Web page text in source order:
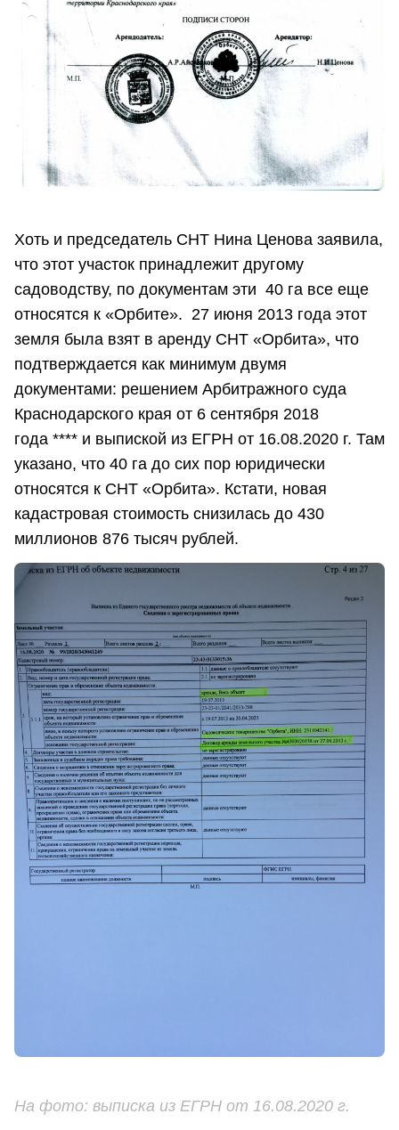
Хоть и председатель СНТ Нина Ценова заявила,
что этот участок принадлежит другому
садоводству, по документам эти 40 га все еще
относятся к «Орбите». 27 июня 2013 года этот
земля была взят в аренду СНТ «Орбита», что
подтверждается как минимум двумя
документами: решением Арбитражного суда
Краснодарского края от 6 сентября 2018
года **** и выпиской из ЕГРН от 16.08.2020 г. Там
указано, что 40 га до сих пор юридически
относятся к СНТ «Орбита». Кстати, новая
кадастровая стоимость снизилась до 430
миллионов 876 тысяч рублей.
На фото: выписка из ЕГРН от 16.08.2020 г.